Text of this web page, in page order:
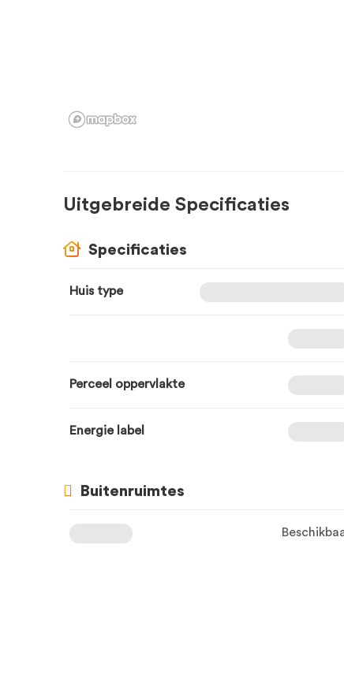
Uitgebreide Specificaties
Specificaties
Huis type
Perceel oppervlakte
Energie label
Buitenruimtes